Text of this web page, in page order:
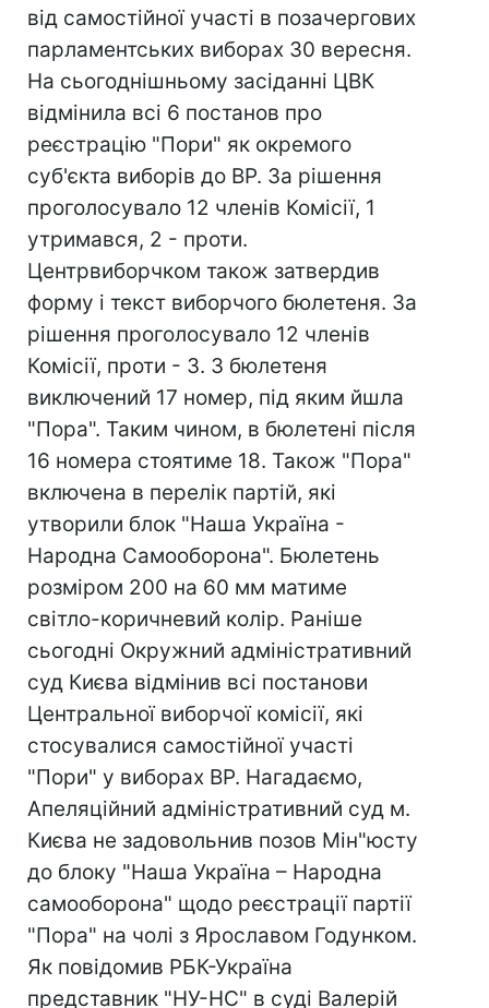
від самостійної участі в позачергових
парламентських виборах 30 вересня.
На сьогоднішньому засіданні ЦВК
відмінила всі 6 постанов про
реєстрацію "Пори" як окремого
суб'єкта виборів до ВР. За рішення
проголосувало 12 членів Комісії, 1
утримався, 2 - проти.
Центрвиборчком також затвердив
форму і текст виборчого бюлетеня. За
рішення проголосувало 12 членів
Комісії, проти - 3. З бюлетеня
виключений 17 номер, під яким йшла
"Пора". Таким чином, в бюлетені після
16 номера стоятиме 18. Також "Пора"
включена в перелік партій, які
утворили блок "Наша Україна -
Народна Самооборона". Бюлетень
розміром 200 на 60 мм матиме
світло-коричневий колір. Раніше
сьогодні Окружний адміністративний
суд Києва відмінив всі постанови
Центральної виборчої комісії, які
стосувалися самостійної участі
"Пори" у виборах ВР. Нагадаємо,
Апеляційний адміністративний суд м.
Києва не задовольнив позов Мін"юсту
до блоку "Наша Україна – Народна
самооборона" щодо реєстрації партії
"Пора" на чолі з Ярославом Годунком.
Як повідомив РБК-Україна
представник "НУ-НС" в суді Валерій